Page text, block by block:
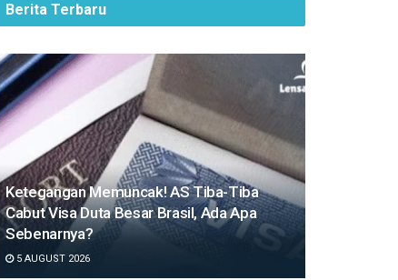
Berita Terbaru
Ketegangan Memuncak! AS Tiba-Tiba
Cabut Visa Duta Besar Brasil, Ada Apa
Sebenarnya?
5 AUGUST 2026